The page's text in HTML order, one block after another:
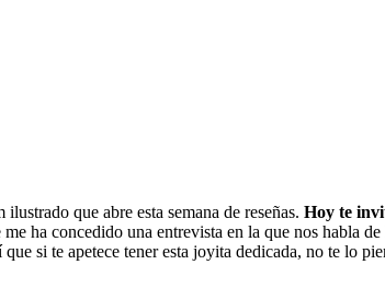
ilustrado que abre esta semana de reseñas. Hoy te
ha concedido una entrevista en la que nos habla
que si te apetece tener esta joyita dedicada, no te lo